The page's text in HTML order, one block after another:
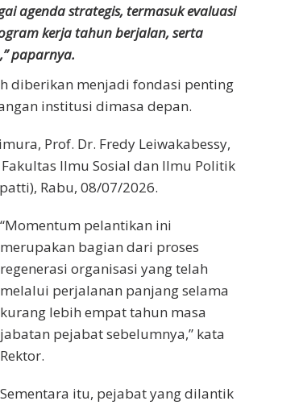
agenda strategis, termasuk evaluasi
kerja tahun berjalan, serta
paparnya.
diberikan menjadi fondasi penting
institusi dimasa depan.
Prof. Dr. Fredy Leiwakabessy,
Ilmu Sosial dan Ilmu Politik
Rabu, 08/07/2026.
“Momentum pelantikan ini
merupakan bagian dari proses
regenerasi organisasi yang telah
melalui perjalanan panjang selama
kurang lebih empat tahun masa
jabatan pejabat sebelumnya,” kata
Rektor.
Sementara itu, pejabat yang dilantik